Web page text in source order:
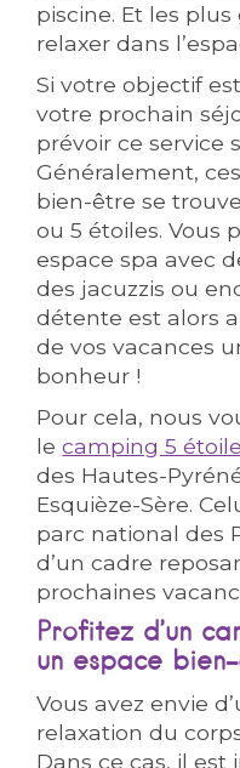
piscine. Et les
relaxer dans
Si votre objectif
votre prochain
prévoir ce service
Généralement,
bien-être se
ou 5 étoiles. Vous
espace spa avec
des jacuzzis ou
détente est alors
de vos vacances
bonheur !
Pour cela, nous
lecamping 5
des Hautes-
Esquièze-Sère.
parc national des
d’un cadre
prochaines
Profitez d’un
un espace
Vous avez envie
relaxation du
Dans ce cas, il